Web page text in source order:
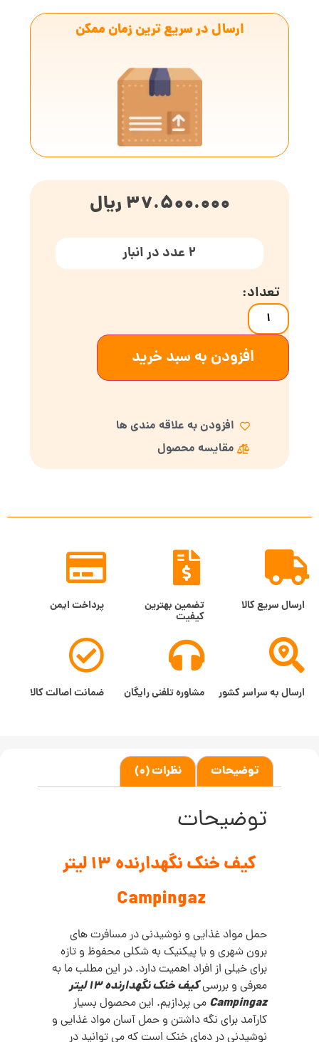
ارسال در سریع ترین زمان ممکن
37.500.000 ریال
2 عدد در انبار
افزودن به سبد خرید
افزودن به علاقه مندی ها
مقایسه محصول
ارسال سریع کالا تضمین بهترین
کیفیت
پرداخت ایمن
ارسال به سراسر کشور مشاوره تلفنی رایگان ضمانت اصالت کالا
توضیحات نظرات (0)
توضیحات
کیف خنک نگهدارنده 13 لیتر
Campingaz
حمل مواد غذایی و نوشیدنی در مسافرت های
برون شهری و یا پیکنیک به شکلی محفوظ و تازه
برای خیلی از افراد اهمیت دارد. در این مطلب ما به
معرفی و بررسی
کیف خنک نگهدارنده 13 لیتر
Campingaz می پردازیم. این محصول بسیار
کارآمد برای نگه داشتن و حمل آسان مواد غذایی و
نوشیدنی در دمای خنک است که می توانید در